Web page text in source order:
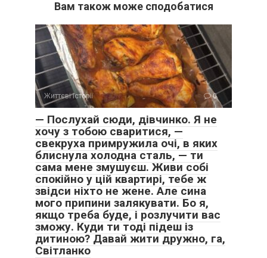
Вам також може сподобатися
Життєві історії 0
— Послухай сюди, дівчинко. Я не
хочу з тобою сваритися, —
свекруха примружила очі, в яких
блиснула холодна сталь, — ти
сама мене змушуєш. Живи собі
спокійно у цій квартирі, тебе ж
звідси ніхто не жене. Але сина
мого припини залякувати. Бо я,
якщо треба буде, і розлучити вас
зможу. Куди ти тоді підеш із
дитиною? Давай жити дружно, га,
Світланко